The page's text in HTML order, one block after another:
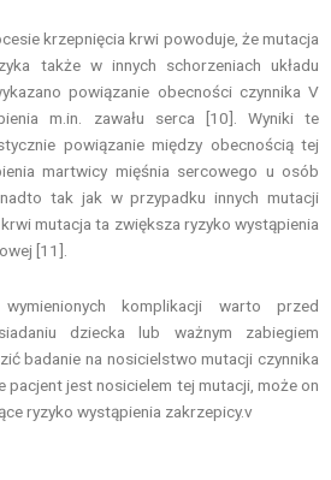
krzepnięcia krwi powoduje, że mutacja
także w innych schorzeniach układu
powiązanie obecności czynnika V
m.in. zawału serca [10]. Wyniki te
powiązanie między obecnością tej
martwicy mięśnia sercowego u osób
tak jak w przypadku innych mutacji
mutacja ta zwiększa ryzyko wystąpienia
[11].
komplikacji warto przed
dziecka lub ważnym zabiegiem
badanie na nosicielstwo mutacji czynnika
pacjent jest nosicielem tej mutacji, może on
ryzyko wystąpienia zakrzepicy.v